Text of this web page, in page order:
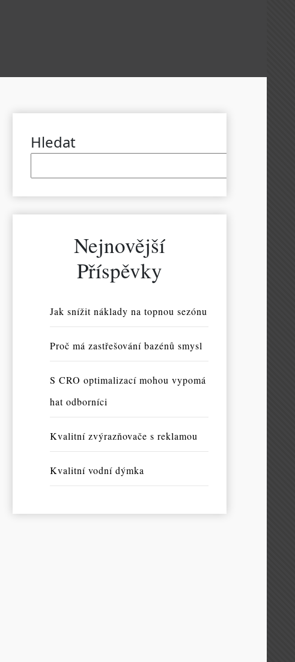
Hledat
Nejnovější
Příspěvky
Jak snížit náklady na topnou sezónu
Proč má zastřešování bazénů smysl
S CRO optimalizací mohou vypomá
hat odborníci
Kvalitní zvýrazňovače s reklamou
Kvalitní vodní dýmka